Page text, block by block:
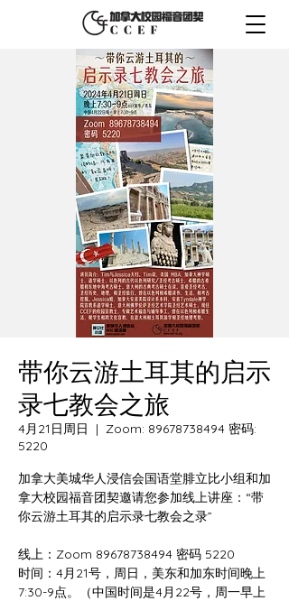
带你云游土耳其的启示
录七教会之旅
4月21日周日
  |
Zoom: 89678738494 密码:
5220
加拿大美城华人浸信会国语堂腓立比小组和加
拿大校园福音团契邀请您参加线上讲座：“带
你云游土耳其的启示录七教会之录”
线上：Zoom 89678738494 密码 5220
时间：4月21号，周日，美东和加东时间晚上
7:30-9点。（中国时间是4月22号，周一早上